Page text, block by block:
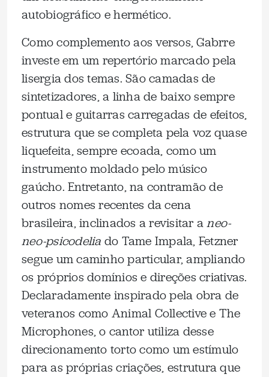
autobiográfico e hermético.
Como complemento aos versos, Gabrre
investe em um repertório marcado pela
lisergia dos temas. São camadas de
sintetizadores, a linha de baixo sempre
pontual e guitarras carregadas de efeitos,
estrutura que se completa pela voz quase
liquefeita, sempre ecoada, como um
instrumento moldado pelo músico
gaúcho. Entretanto, na contramão de
outros nomes recentes da cena
brasileira, inclinados a revisitar aneo-
neo-psicodelia do Tame Impala, Fetzner
segue um caminho particular, ampliando
os próprios domínios e direções criativas.
Declaradamente inspirado pela obra de
veteranos como Animal Collective e The
Microphones, o cantor utiliza desse
direcionamento torto como um estímulo
para as próprias criações, estrutura que